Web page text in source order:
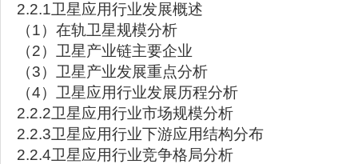
2.2.1卫星应用行业发展概述
（1）在轨卫星规模分析
（2）卫星产业链主要企业
（3）卫星产业发展重点分析
（4）卫星应用行业发展历程分析
2.2.2卫星应用行业市场规模分析
2.2.3卫星应用行业下游应用结构分布
2.2.4卫星应用行业竞争格局分析